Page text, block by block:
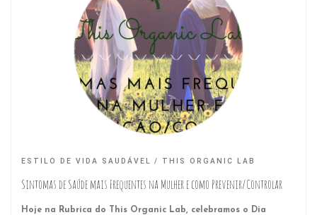
ESTILO DE VIDA SAUDÁVEL THIS ORGANIC LAB
Sintomas de Saúde mais Frequentes na Mulher e como Prevenir/Controlar
Hoje na Rubrica do This Organic Lab, celebramos o Dia